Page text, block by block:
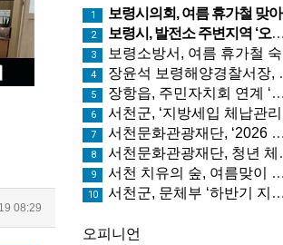
08:29
1 보령시의회, 여름 휴가철 맞아 주요 피서지 근무자 격려
2 보령시, 발전소 주변지역 ‘오포리 마을발전소’ 햇빛연금 시범모델 선보인다!
3 보령소방서, 여름 휴가철 숙박시설 화재예방 지도 나서
4 장윤석 보령해양경찰서장, 경비함정, 구조대 긴급대응태세 지휘관 현장점검
5 장항읍, 주민자치회 연계 ‘온마을 통합돌봄’ 집중 홍보
6 서천군, ‘지방세입 체납관리단’ 본격 운영
7 서천문화관광재단, ‘2026 서천 올해의 작가전’ 개최
8 서천문화관광재단, 청년 체류형 관광 프로그램 ‘문득, 서천’ 운영
9 서천 치유의 숲, 여름맞이 무료 특별 프로그램 시범 운영
10 서천군, 문체부 ‘하반기 지역사랑 휴가지원’ 공모 선정
오피니언